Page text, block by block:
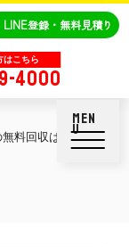
4000
LINE登録・無料見積り
料回収は違法？トラ